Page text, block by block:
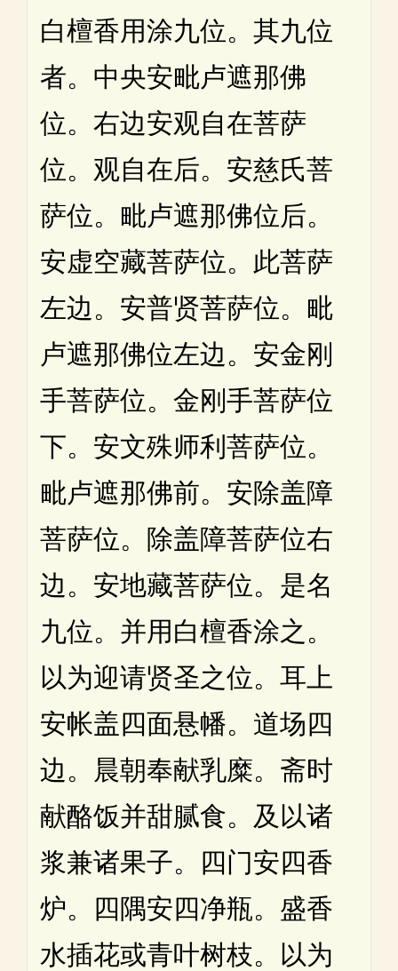
白檀香用涂九位。其九位
者。中央安毗卢遮那佛
位。右边安观自在菩萨
位。观自在后。安慈氏菩
萨位。毗卢遮那佛位后。
安虚空藏菩萨位。此菩萨
左边。安普贤菩萨位。毗
卢遮那佛位左边。安金刚
手菩萨位。金刚手菩萨位
下。安文殊师利菩萨位。
毗卢遮那佛前。安除盖障
菩萨位。除盖障菩萨位右
边。安地藏菩萨位。是名
九位。并用白檀香涂之。
以为迎请贤圣之位。耳上
安帐盖四面悬幡。道场四
边。晨朝奉献乳糜。斋时
献酪饭并甜腻食。及以诸
浆兼诸果子。四门安四香
炉。四隅安四净瓶。盛香
水插花或青叶树枝。以为